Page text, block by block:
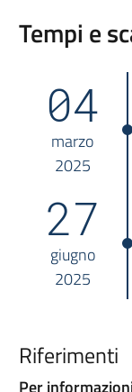
Tempi e
04
marzo
2025
27
giugno
2025
Riferimenti
Per